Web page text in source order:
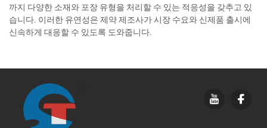
까지 다양한 소재와 포장 유형을 처리할 수 있는 적응성을 갖추고 있
습니다. 이러한 유연성은 제약 제조사가 시장 수요와 신제품 출시에
신속하게 대응할 수 있도록 도와줍니다.